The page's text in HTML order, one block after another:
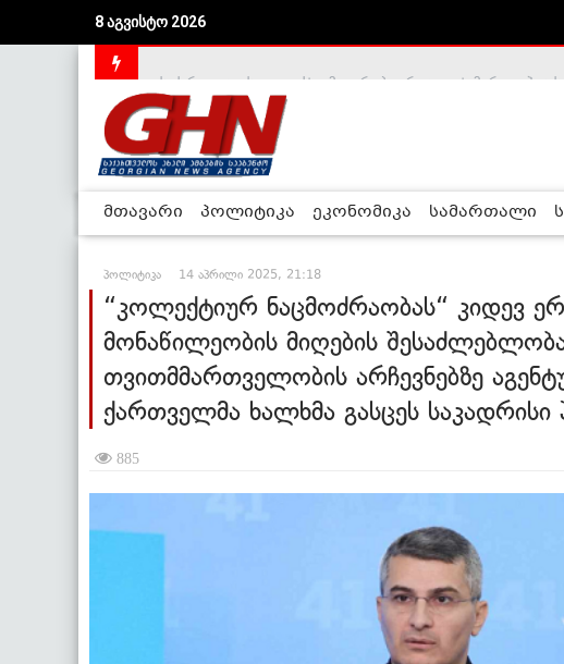
8 აგვისტო 2026
მთავარი პოლიტიკა ეკონომიკა სამართალი
პოლიტიკა 14 აპრილი 2025, 21:18
“კოლექტიურ ნაცმოძრაობას“ კიდევ
მონაწილეობის მიღების
თვითმმართველობის არჩევნებზე
ქართველმა ხალხმა გასცეს საკადრისი
885